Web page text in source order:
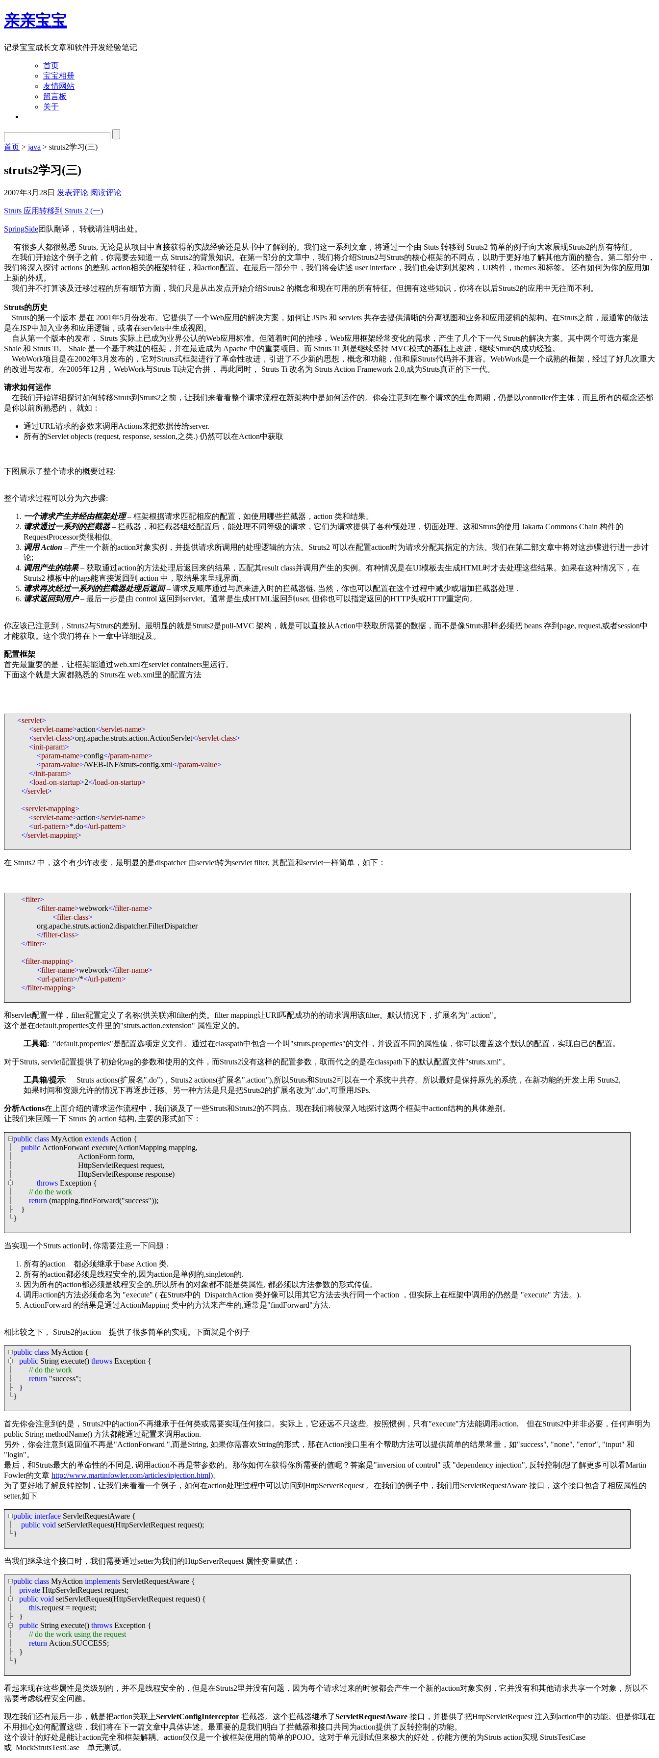
亲亲宝宝
记录宝宝成长文章和软件开发经验笔记
首页
宝宝相册
友情网站
留言板
关于
首页 > java > struts2学习(三)
struts2学习(三)
2007年3月28日 发表评论 阅读评论
Struts 应用转移到 Struts 2 (一)
SpringSide团队翻译， 转载请注明出处。
有很多人都很熟悉 Struts, 无论是从项目中直接获得的实战经验还是从书中了解到的。我们这一系列文章，将通过一个由 Stuts 转移到 Struts2 简单的例子向大家展现Struts2的所有特征。
在我们开始这个例子之前，你需要去知道一点 Struts2的背景知识。在第一部分的文章中，我们将介绍Struts2与Struts的核心框架的不同点，以助于更好地了解其他方面的整合。第二部分中，
我们将深入探讨 actions 的差别, action相关的框架特征，和action配置。在最后一部分中，我们将会讲述 user interface，我们也会讲到其架构，UI构件，themes 和标签。 还有如何为你的应用加
上新的外观。
我们并不打算谈及迁移过程的所有细节方面，我们只是从出发点开始介绍Struts2 的概念和现在可用的所有特征。但拥有这些知识，你将在以后Struts2的应用中无往而不利。
Struts的历史
Struts的第一个版本 是在 2001年5月份发布。它提供了一个Web应用的解决方案，如何让 JSPs 和 servlets 共存去提供清晰的分离视图和业务和应用逻辑的架构。在Struts之前，最通常的做法
是在JSP中加入业务和应用逻辑，或者在servlets中生成视图。
自从第一个版本的发布， Struts 实际上已成为业界公认的Web应用标准。但随着时间的推移，Web应用框架经常变化的需求，产生了几个下一代 Struts的解决方案。其中两个可选方案是
Shale 和 Struts Ti。 Shale 是一个基于构建的框架，并在最近成为 Apache 中的重要项目。而 Struts Ti 则是继续坚持 MVC模式的基础上改进，继续Struts的成功经验。
WebWork项目是在2002年3月发布的，它对Struts式框架进行了革命性改进，引进了不少新的思想，概念和功能，但和原Struts代码并不兼容。WebWork是一个成熟的框架，经过了好几次重大
的改进与发布。在2005年12月，WebWork与Struts Ti决定合拼， 再此同时， Struts Ti 改名为 Struts Action Framework 2.0,成为Struts真正的下一代。
请求如何运作
在我们开始详细探讨如何转移Struts到Struts2之前，让我们来看看整个请求流程在新架构中是如何运作的。你会注意到在整个请求的生命周期，仍是以controller作主体，而且所有的概念还都
是你以前所熟悉的， 就如：
通过URL请求的参数来调用Actions来把数据传给server.
所有的Servlet objects (request, response, session,之类.) 仍然可以在Action中获取
下图展示了整个请求的概要过程:
整个请求过程可以分为六步骤:
一个请求产生并经由框架处理– 框架根据请求匹配相应的配置，如使用哪些拦截器，action 类和结果。
请求通过一系列的拦截器– 拦截器，和拦截器组经配置后，能处理不同等级的请求，它们为请求提供了各种预处理，切面处理。这和Struts的使用 Jakarta Commons Chain 构件的
RequestProcessor类很相似。
调用 Action – 产生一个新的action对象实例，并提供请求所调用的处理逻辑的方法。Struts2 可以在配置action时为请求分配其指定的方法。我们在第二部文章中将对这步骤进行进一步讨
论;
调用产生的结果– 获取通过action的方法处理后返回来的结果，匹配其result class并调用产生的实例。有种情况是在UI模板去生成HTML时才去处理这些结果。如果在这种情况下，在
Struts2 模板中的tags能直接返回到 action 中，取结果来呈现界面。
请求再次经过一系列的拦截器处理后返回– 请求反顺序通过与原来进入时的拦截器链, 当然，你也可以配置在这个过程中减少或增加拦截器处理．
请求返回到用户– 最后一步是由 control 返回到servlet。通常是生成HTML返回到user, 但你也可以指定返回的HTTP头或HTTP重定向。
你应该已注意到，Struts2与Struts的差别。最明显的就是Struts2是pull-MVC 架构，就是可以直接从Action中获取所需要的数据，而不是像Struts那样必须把 beans 存到page, request,或者session中
才能获取。这个我们将在下一章中详细提及。
配置框架
首先最重要的是，让框架能通过web.xml在servlet containers里运行。
下面这个就是大家都熟悉的 Struts在 web.xml里的配置方法
<servlet>
<servlet-name>action</servlet-name>
<servlet-class>org.apache.struts.action.ActionServlet</servlet-class>
<init-param>
<param-name>config</param-name>
<param-value>/WEB-INF/struts-config.xml</param-value>
</init-param>
<load-on-startup>2</load-on-startup>
</servlet>
<servlet-mapping>
<servlet-name>action</servlet-name>
<url-pattern>*.do</url-pattern>
</servlet-mapping>
在 Struts2 中，这个有少许改变，最明显的是dispatcher 由servlet转为servlet filter, 其配置和servlet一样简单，如下：
<filter>
<filter-name>webwork</filter-name>
<filter-class>
org.apache.struts.action2.dispatcher.FilterDispatcher
</filter-class>
</filter>
<filter-mapping>
<filter-name>webwork</filter-name>
<url-pattern>/*</url-pattern>
</filter-mapping>
和servlet配置一样，filter配置定义了名称(供关联)和filter的类。filter mapping让URI匹配成功的的请求调用该filter。默认情况下，扩展名为".action"。
这个是在default.properties文件里的"struts.action.extension" 属性定义的。
工具箱: "default.properties"是配置选项定义文件。通过在classpath中包含一个叫"struts.properties"的文件，并设置不同的属性值，你可以覆盖这个默认的配置，实现自己的配置。
对于Struts, servlet配置提供了初始化tag的参数和使用的文件，而Struts2没有这样的配置参数，取而代之的是在classpath下的默认配置文件"struts.xml"。
工具箱/提示: Struts actions(扩展名".do")，Struts2 actions(扩展名".action"),所以Struts和Struts2可以在一个系统中共存。所以最好是保持原先的系统，在新功能的开发上用 Struts2,
如果时间和资源允许的情况下再逐步迁移。另一种方法是只是把Struts2的扩展名改为".do",可重用JSPs.
分析Actions在上面介绍的请求运作流程中，我们谈及了一些Struts和Struts2的不同点。现在我们将较深入地探讨这两个框架中action结构的具体差别。
让我们来回顾一下 Struts 的 action 结构, 主要的形式如下：
public class MyActionextends Action {
public ActionForward execute(ActionMapping mapping,
ActionForm form,
HttpServletRequest request,
HttpServletResponse response)
throws Exception {
//do the work
return (mapping.findForward("success"));
}
}
当实现一个Struts action时, 你需要注意一下问题：
所有的action 都必须继承于base Action 类.
所有的action都必须是线程安全的,因为action是单例的,singleton的.
因为所有的action都必须是线程安全的,所以所有的对象都不能是类属性, 都必须以方法参数的形式传值。
调用action的方法必须命名为 "execute" ( 在Struts中的 DispatchAction 类好像可以用其它方法去执行同一个action ，但实际上在框架中调用的仍然是 "execute" 方法。).
ActionForward 的结果是通过ActionMapping 类中的方法来产生的,通常是"findForward"方法.
相比较之下， Struts2的action 提供了很多简单的实现。下面就是个例子
public class MyAction {
public String execute()throws Exception {
//do the work
return "success";
}
}
首先你会注意到的是，Struts2中的action不再继承于任何类或需要实现任何接口。实际上，它还远不只这些。按照惯例，只有"execute"方法能调用action, 但在Struts2中并非必要，任何声明为
public String methodName() 方法都能通过配置来调用action.
另外，你会注意到返回值不再是"ActionForward ",而是String, 如果你需喜欢String的形式，那在Action接口里有个帮助方法可以提供简单的结果常量，如"success", "none", "error", "input" 和
"login"。
最后，和Struts最大的革命性的不同是, 调用action不再是带参数的。那你如何在获得你所需要的值呢？答案是"inversion of control" 或 "dependency injection", 反转控制(想了解更多可以看Martin
Fowler的文章 http://www.martinfowler.com/articles/injection.html)。
为了更好地了解反转控制，让我们来看看一个例子，如何在action处理过程中可以访问到HttpServerRequest 。在我们的例子中，我们用ServletRequestAware 接口，这个接口包含了相应属性的
setter,如下
public interface ServletRequestAware {
public void setServletRequest(HttpServletRequest request);
}
当我们继承这个接口时，我们需要通过setter为我们的HttpServerRequest 属性变量赋值：
public class MyActionimplements ServletRequestAware {
private HttpServletRequest request;
public void setServletRequest(HttpServletRequest request) {
this.request= request;
}
public String execute()throws Exception {
//do the work using the request
return Action.SUCCESS;
}
}
看起来现在这些属性是类级别的，并不是线程安全的，但是在Struts2里并没有问题，因为每个请求过来的时候都会产生一个新的action对象实例，它并没有和其他请求共享一个对象，所以不
需要考虑线程安全问题。
现在我们还有最后一步，就是把action关联上ServletConfigInterceptor 拦截器。这个拦截器继承了ServletRequestAware 接口，并提供了把HttpServletRequest 注入到action中的功能。但是你现在
不用担心如何配置这些，我们将在下一篇文章中具体讲述。最重要的是我们明白了拦截器和接口共同为action提供了反转控制的功能。
这个设计的好处是能让action完全和框架解耦。action仅仅是一个被框架使用的简单的POJO。这对于单元测试但来极大的好处，你能方便的为Struts action实现 StrutsTestCase
或 MockStrutsTestCase 单元测试。